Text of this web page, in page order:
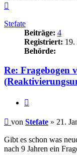
Stefate
Beiträge: 4
Registriert: 19.
Behörde:
Re: Fragebogen
Beitrag
von Stefate » 21.
Gibt es schon was
nach 9 Jahren ein